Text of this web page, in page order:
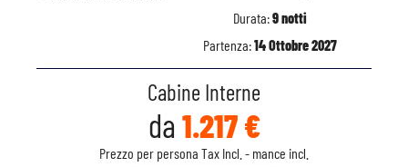
Durata:9 notti
Partenza:14 Ottobre 2027
Cabine Interne
da 1.217 €
Prezzo per persona Tax Incl. - mance incl.